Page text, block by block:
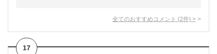
全てのおすすめコメント (2件) >
17